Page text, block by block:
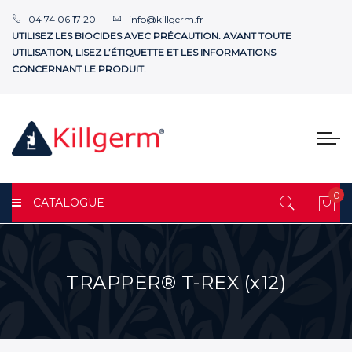
04 74 06 17 20 |
info@killgerm.fr
UTILISEZ LES BIOCIDES AVEC PRÉCAUTION. AVANT TOUTE
UTILISATION, LISEZ L’ÉTIQUETTE ET LES INFORMATIONS
CONCERNANT LE PRODUIT.
CATALOGUE
0
TRAPPER® T-REX (x12)